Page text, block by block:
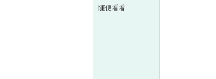
随便看看